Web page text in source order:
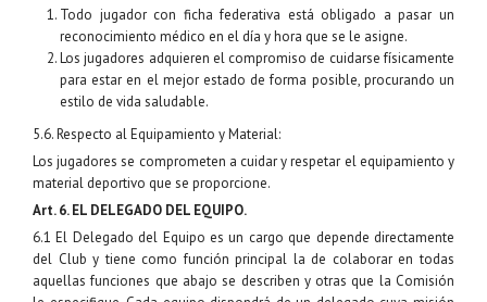
Todo jugador con ficha federativa está obligado a pasar un
reconocimiento médico en el día y hora que se le asigne.
Los jugadores adquieren el compromiso de cuidarse físicamente
para estar en el mejor estado de forma posible, procurando un
estilo de vida saludable.
5.6. Respecto al Equipamiento y Material:
Los jugadores se comprometen a cuidar y respetar el equipamiento y
material deportivo que se proporcione.
Art. 6. EL DELEGADO DEL EQUIPO.
6.1 El Delegado del Equipo es un cargo que depende directamente
del Club y tiene como función principal la de colaborar en todas
aquellas funciones que abajo se describen y otras que la Comisión